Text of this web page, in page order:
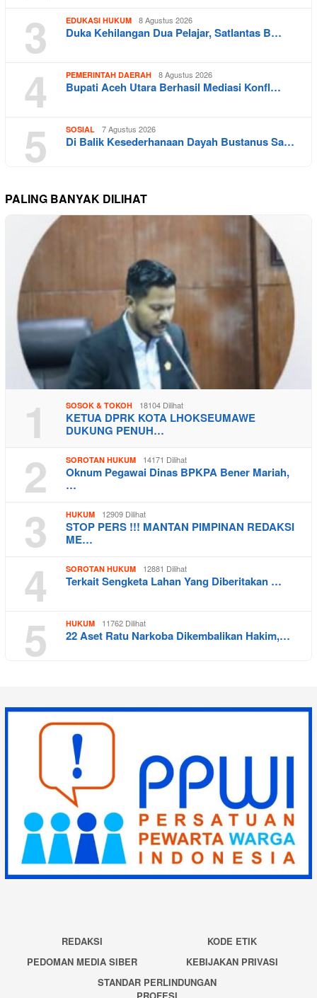
3 EDUKASI HUKUM 8 Agustus 2026
Duka Kehilangan Dua Pelajar, Satlantas B…
4 PEMERINTAH DAERAH 8 Agustus 2026
Bupati Aceh Utara Berhasil Mediasi Konfl…
5 SOSIAL 7 Agustus 2026
Di Balik Kesederhanaan Dayah Bustanus Sa…
PALING BANYAK DILIHAT
1 SOSOK & TOKOH 18104 Dilihat
KETUA DPRK KOTA LHOKSEUMAWE
DUKUNG PENUH…
2 SOROTAN HUKUM 14171 Dilihat
Oknum Pegawai Dinas BPKPA Bener Mariah,
…
3 HUKUM 12909 Dilihat
STOP PERS !!! MANTAN PIMPINAN REDAKSI
ME…
4 SOROTAN HUKUM 12881 Dilihat
Terkait Sengketa Lahan Yang Diberitakan …
5 HUKUM 11762 Dilihat
22 Aset Ratu Narkoba Dikembalikan Hakim,…
REDAKSI
KODE ETIK
PEDOMAN MEDIA SIBER
KEBIJAKAN PRIVASI
STANDAR PERLINDUNGAN